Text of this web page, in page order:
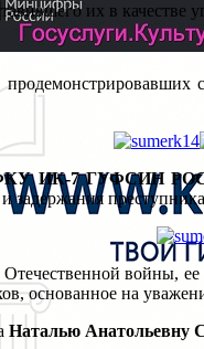
их в качестве
продемонстрировавших
ИК-7 ГУФСИН
задержания
войны,
основанное на
Наталью Анатольевну